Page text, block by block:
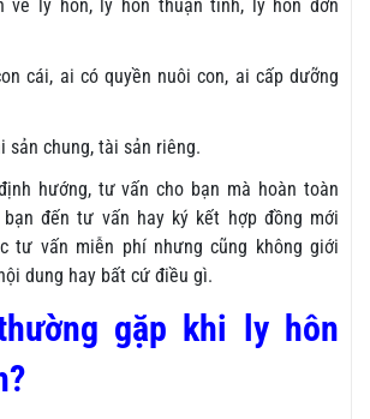
về ly hôn, ly hôn thuận tình, ly hôn đơn
cái, ai có quyền nuôi con, ai cấp dưỡng
sản chung, tài sản riêng.
hướng, tư vấn cho bạn mà hoàn toàn
đến tư vấn hay ký kết hợp đồng mới
tư vấn miễn phí nhưng cũng không giới
dung hay bất cứ điều gì.
gặp khi ly hôn